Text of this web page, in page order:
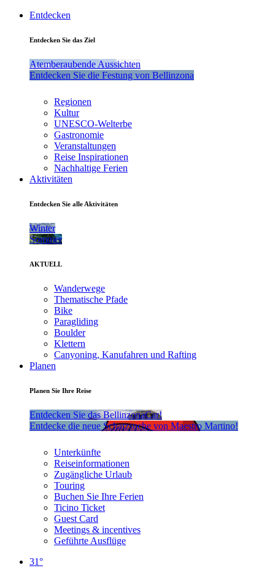
Entdecken
Entdecken Sie das Ziel
Atemberaubende Aussichten
Entdecken Sie die Festung von Bellinzona
Regionen
Kultur
UNESCO-Welterbe
Gastronomie
Veranstaltungen
Reise Inspirationen
Nachhaltige Ferien
Aktivitäten
Entdecken Sie alle Aktivitäten
Winter
Sommer
AKTUELL
Wanderwege
Thematische Pfade
Bike
Paragliding
Boulder
Klettern
Canyoning, Kanufahren und Rafting
Planen
Planen Sie Ihre Reise
Entdecken Sie das BellinzonaCar!
Entdecke die neue Schatzsuche von Maestro Martino!
Unterkünfte
Reiseinformationen
Zugängliche Urlaub
Touring
Buchen Sie Ihre Ferien
Ticino Ticket
Guest Card
Meetings & incentives
Geführte Ausflüge
31°